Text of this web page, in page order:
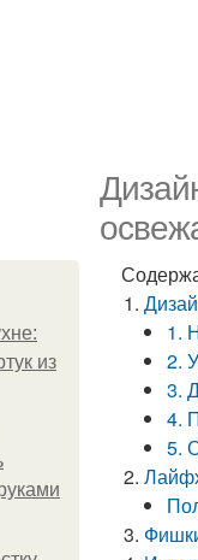
из
1.
2.
3.
4.
5.